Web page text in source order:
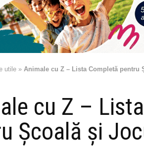
utile » Animale cu Z – Lista Completă pentru
cu Z –
Școală și